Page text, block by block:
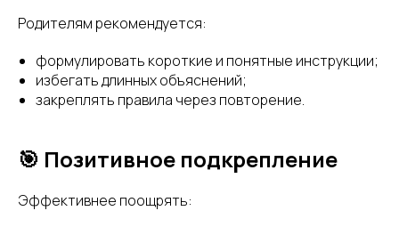
Родителям рекомендуется:
формулировать короткие и понятные инструкции;
избегать длинных объяснений;
закреплять правила через повторение.
🎯 Позитивное подкрепление
Эффективнее поощрять: